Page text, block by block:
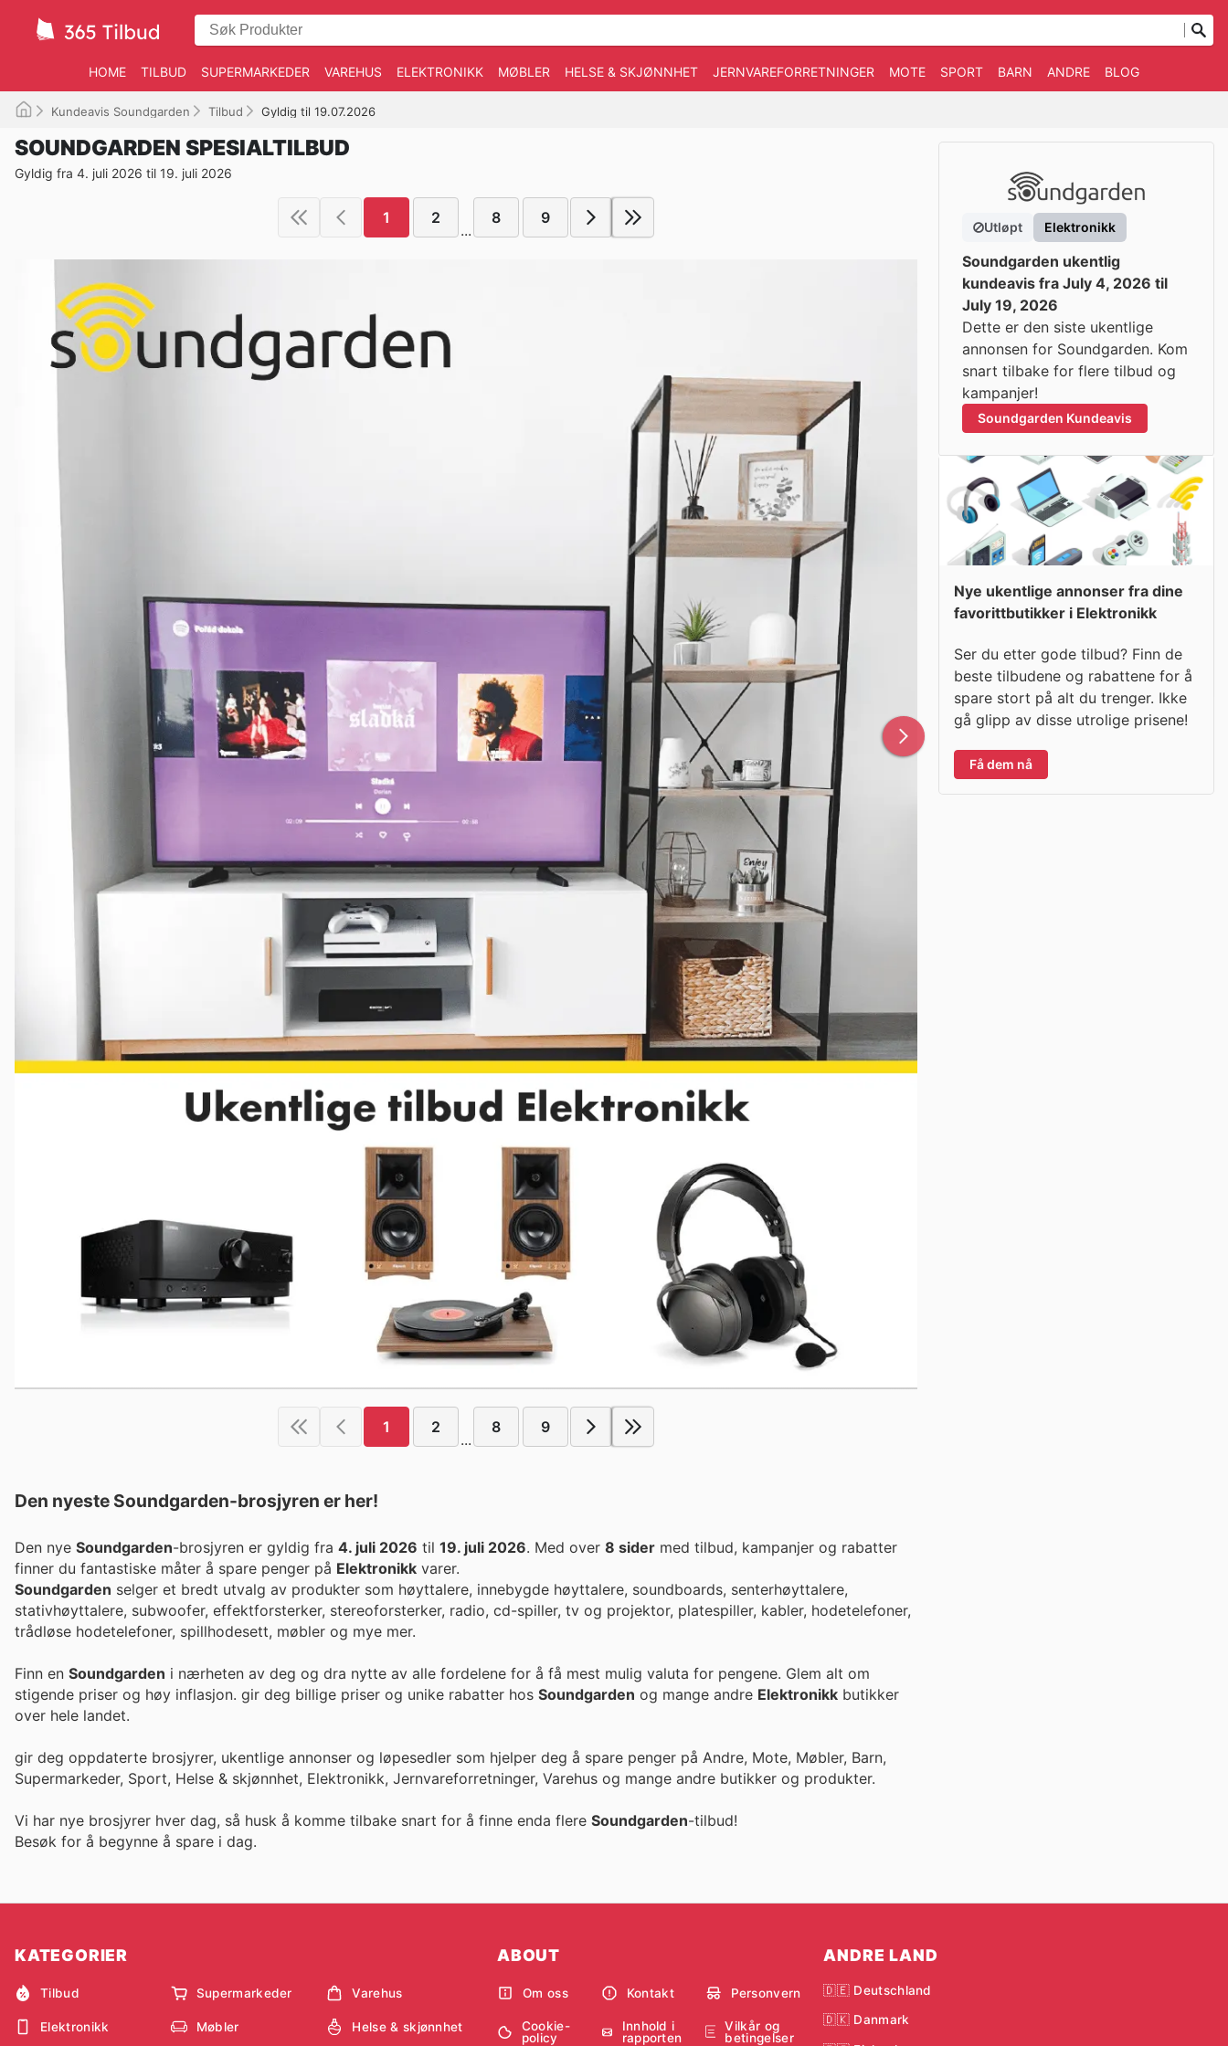
HOME TILBUD SUPERMARKEDER VAREHUS ELEKTRONIKK MØBLER HELSE & SKJØNNHET JERNVAREFORRETNINGER MOTE SPORT BARN ANDRE BLOG
Kundeavis Soundgarden Tilbud Gyldig til 19.07.2026
SOUNDGARDEN SPESIALTILBUD
Gyldig fra 4. juli 2026 til 19. juli 2026
1 2
...
8 9
1 2
...
8 9
Den nyeste Soundgarden-brosjyren er her!
Den nye Soundgarden-brosjyren er gyldig fra 4. juli 2026 til 19. juli 2026. Med over 8 sider med tilbud, kampanjer og rabatter
finner du fantastiske måter å spare penger på Elektronikk varer.
Soundgarden selger et bredt utvalg av produkter som høyttalere, innebygde høyttalere, soundboards, senterhøyttalere,
stativhøyttalere, subwoofer, effektforsterker, stereoforsterker, radio, cd-spiller, tv og projektor, platespiller, kabler, hodetelefoner,
trådløse hodetelefoner, spillhodesett, møbler og mye mer.
Finn en Soundgarden i nærheten av deg og dra nytte av alle fordelene for å få mest mulig valuta for pengene. Glem alt om
stigende priser og høy inflasjon. gir deg billige priser og unike rabatter hos Soundgarden og mange andre Elektronikk butikker
over hele landet.
gir deg oppdaterte brosjyrer, ukentlige annonser og løpesedler som hjelper deg å spare penger på Andre, Mote, Møbler, Barn,
Supermarkeder, Sport, Helse & skjønnhet, Elektronikk, Jernvareforretninger, Varehus og mange andre butikker og produkter.
Vi har nye brosjyrer hver dag, så husk å komme tilbake snart for å finne enda flere Soundgarden-tilbud!
Besøk for å begynne å spare i dag.
Utløpt Elektronikk
Soundgarden ukentlig
kundeavis fra July 4, 2026 til
July 19, 2026
Dette er den siste ukentlige
annonsen for Soundgarden. Kom
snart tilbake for flere tilbud og
kampanjer!
Soundgarden Kundeavis
Nye ukentlige annonser fra dine
favorittbutikker i Elektronikk
Ser du etter gode tilbud? Finn de
beste tilbudene og rabattene for å
spare stort på alt du trenger. Ikke
gå glipp av disse utrolige prisene!
Få dem nå
KATEGORIER
Tilbud Supermarkeder Varehus
Elektronikk Møbler Helse & skjønnhet
ABOUT
Om oss Kontakt Personvern
Cookie-
policy
Innhold i
rapporten
Vilkår og
betingelser
ANDRE LAND
🇩🇪 Deutschland
🇩🇰 Danmark